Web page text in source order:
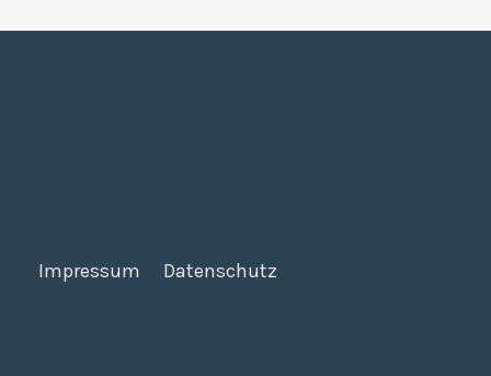
Impressum Datenschutz